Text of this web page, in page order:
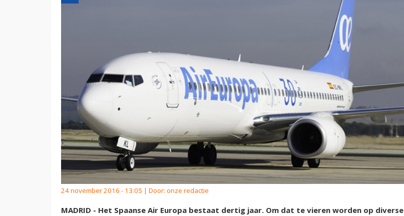
24 november 2016 - 13:05 | Door: onze redactie
MADRID - Het Spaanse Air Europa bestaat dertig jaar. Om dat te vieren worden op diverse